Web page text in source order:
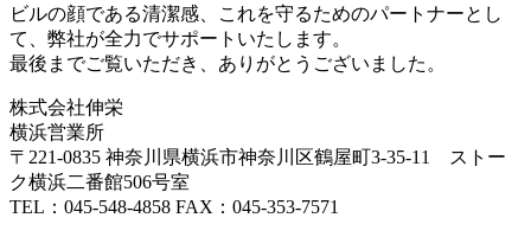
ビルの顔である清潔感、これを守るためのパートナーとし
て、弊社が全力でサポートいたします。
最後までご覧いただき、ありがとうございました。
株式会社伸栄
横浜営業所
〒221-0835 神奈川県横浜市神奈川区鶴屋町3-35-11 ストー
ク横浜二番館506号室
TEL：045-548-4858 FAX：045-353-7571